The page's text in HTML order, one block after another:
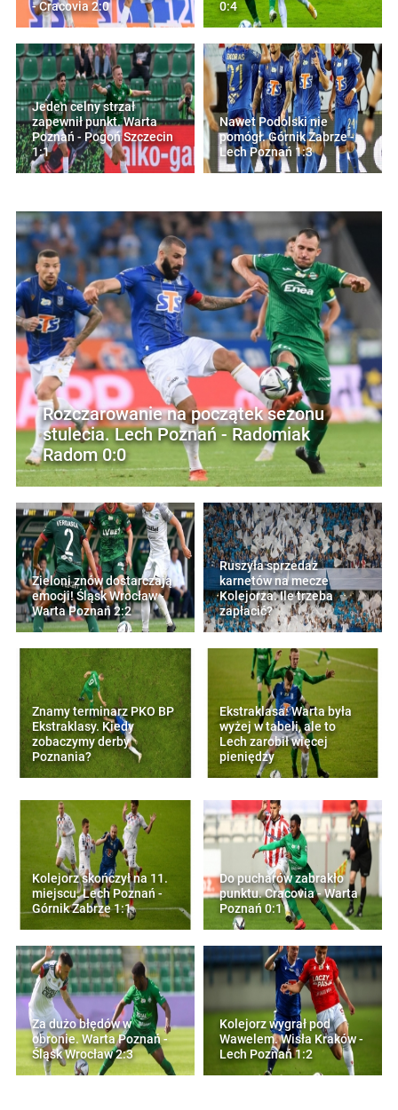
- Cracovia 2:0 0:4
Jeden celny strzał
zapewnił punkt. Warta
Poznań - Pogoń Szczecin
1:1
Nawet Podolski nie
pomógł. Górnik Zabrze -
Lech Poznań 1:3
Rozczarowanie na początek sezonu
stulecia. Lech Poznań - Radomiak
Radom 0:0
Zieloni znów dostarczają
emocji! Śląsk Wrocław -
Warta Poznań 2:2
Ruszyła sprzedaż
karnetów na mecze
Kolejorza. Ile trzeba
zapłacić?
Znamy terminarz PKO BP
Ekstraklasy. Kiedy
zobaczymy derby
Poznania?
Ekstraklasa: Warta była
wyżej w tabeli, ale to
Lech zarobił więcej
pieniędzy
Kolejorz skończył na 11.
miejscu. Lech Poznań -
Górnik Zabrze 1:1
Do pucharów zabrakło
punktu. Cracovia - Warta
Poznań 0:1
Za dużo błędów w
obronie. Warta Poznań -
Śląsk Wrocław 2:3
Kolejorz wygrał pod
Wawelem. Wisła Kraków -
Lech Poznań 1:2